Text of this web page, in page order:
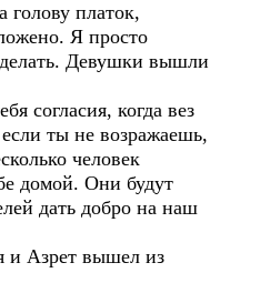
голову платок,
Я просто
Девушки вышли
согласия, когда вез
ты не возражаешь,
человек
домой. Они будут
дать добро на наш
и Азрет вышел из